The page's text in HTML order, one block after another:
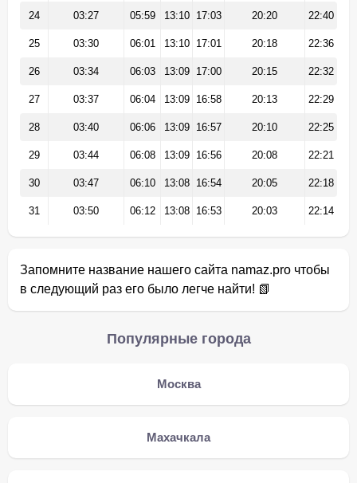
24 03:27 05:59 13:10 17:03 20:20 22:40
25 03:30 06:01 13:10 17:01 20:18 22:36
26 03:34 06:03 13:09 17:00 20:15 22:32
27 03:37 06:04 13:09 16:58 20:13 22:29
28 03:40 06:06 13:09 16:57 20:10 22:25
29 03:44 06:08 13:09 16:56 20:08 22:21
30 03:47 06:10 13:08 16:54 20:05 22:18
31 03:50 06:12 13:08 16:53 20:03 22:14
Запомните название нашего сайта namaz.pro чтобы
в следующий раз его было легче найти! 📗
Популярные города
Москва
Махачкала